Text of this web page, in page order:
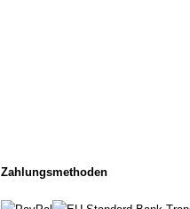
Zahlungsmethoden